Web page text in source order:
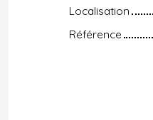
Localisation
Référence